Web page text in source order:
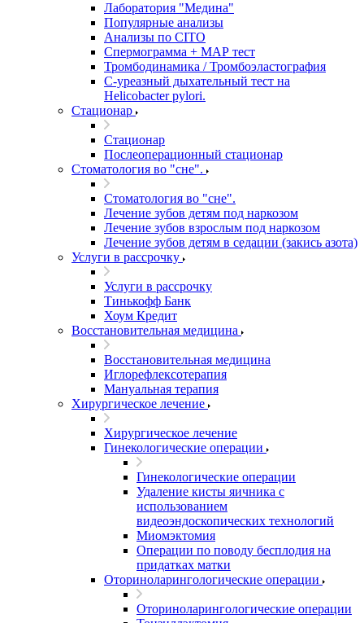
Лаборатория "Медина"
Популярные анализы
Анализы по CITO
Спермограмма + МАР тест
Тромбодинамика / Тромбоэластография
С-уреазный дыхательный тест на
Helicobacter pylori.
Стационар
Стационар
Послеоперационный стационар
Стоматология во "сне".
Стоматология во "сне".
Лечение зубов детям под наркозом
Лечение зубов взрослым под наркозом
Лечение зубов детям в седации (закись азота)
Услуги в рассрочку
Услуги в рассрочку
Тинькофф Банк
Хоум Кредит
Восстановительная медицина
Восстановительная медицина
Иглорефлексотерапия
Мануальная терапия
Хирургическое лечение
Хирургическое лечение
Гинекологические операции
Гинекологические операции
Удаление кисты яичника с
использованием
видеоэндоскопических технологий
Миомэктомия
Операции по поводу бесплодия на
придатках матки
Оториноларингологические операции
Оториноларингологические операции